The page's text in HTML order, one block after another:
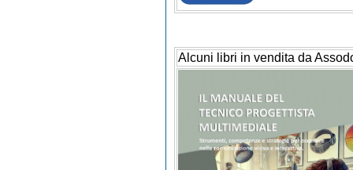
Alcuni libri in vendita da